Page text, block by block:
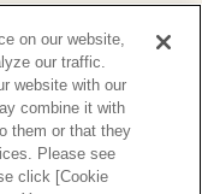
on our website,
our traffic.
website with our
combine it with
them or that they
Please see
click [Cookie